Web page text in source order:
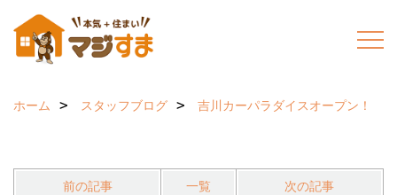
ホーム スタッフブログ 吉川カーパラダイスオープン！
前の記事 一覧 次の記事